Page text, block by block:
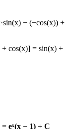
− (−cos(x)) +
cos(x)] = sin(x) +
= eˣ(x − 1) + C